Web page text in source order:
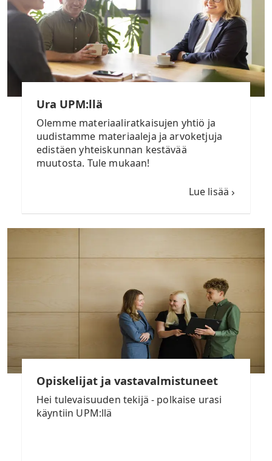
Ura UPM:llä
Olemme materiaaliratkaisujen yhtiö ja
uudistamme materiaaleja ja arvoketjuja
edistäen yhteiskunnan kestävää
muutosta. Tule mukaan!
Lue lisää
Opiskelijat ja vastavalmistuneet
Hei tulevaisuuden tekijä - polkaise urasi
käyntiin UPM:llä